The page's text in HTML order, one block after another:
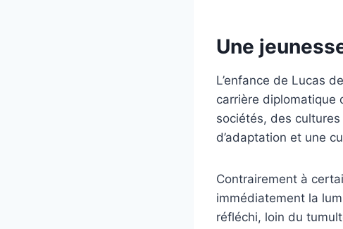
Une
L’enfance de Lucas
carrière diplomatique
sociétés, des
d’adaptation et une
Contrairement à
immédiatement la
réfléchi, loin du